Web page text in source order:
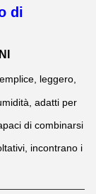
di
leggero,
adatti per
di combinarsi
incontrano i